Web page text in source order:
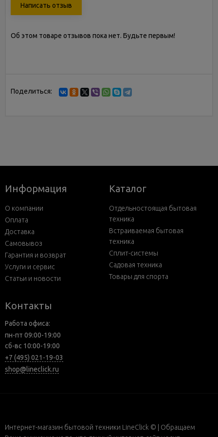
Написать отзыв
Об этом товаре отзывов пока нет. Будьте первым!
Поделиться:
Информация
О компании
Оплата
Доставка
Самовывоз
Гарантия и возврат
Услуги и сервис
Статьи и новости
Каталог
Отдельностоящая бытовая
техника
Встраиваемая бытовая
техника
Сплит-системы
Садовая техника
Товары для спорта
Контакты
Работа офиса:
пн-пт 09:00-19:00
сб-вс 10:00-19:00
+7 (495) 021-19-03
shop@lineclick.ru
Интернет-магазин бытовой техники LineClick © | Обращаем